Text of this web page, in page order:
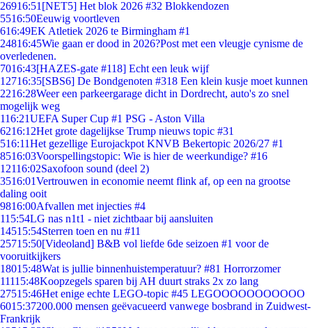
26916:51 [NET5] Het blok 2026 #32 Blokkendozen
5516:50Eeuwig voortleven
616:49EK Atletiek 2026 te Birmingham #1
24816:45Wie gaan er dood in 2026?Post met een vleugje cynisme de
overledenen.
7016:43[HAZES-gate #118] Echt een leuk wijf
12716:35[SBS6] De Bondgenoten #318 Een klein kusje moet kunnen
2216:28Weer een parkeergarage dicht in Dordrecht, auto's zo snel
mogelijk weg
116:21UEFA Super Cup #1 PSG - Aston Villa
6216:12Het grote dagelijkse Trump nieuws topic #31
516:11Het gezellige Eurojackpot KNVB Bekertopic 2026/27 #1
8516:03Voorspellingstopic: Wie is hier de weerkundige? #16
12116:02Saxofoon sound (deel 2)
3516:01Vertrouwen in economie neemt flink af, op een na grootse
daling ooit
9816:00Afvallen met injecties #4
115:54LG nas n1t1 - niet zichtbaar bij aansluiten
14515:54Sterren toen en nu #11
25715:50[Videoland] B&B vol liefde 6de seizoen #1 voor de
vooruitkijkers
18015:48Wat is jullie binnenhuistemperatuur? #81 Horrorzomer
11115:48Koopzegels sparen bij AH duurt straks 2x zo lang
27515:46Het enige echte LEGO-topic #45 LEGOOOOOOOOOOO
6015:37200.000 mensen geëvacueerd vanwege bosbrand in Zuidwest-
Frankrijk